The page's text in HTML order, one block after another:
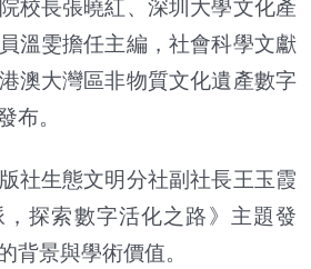
校長張曉紅、深圳大學文化產
溫雯擔任主編，社會科學文獻
澳大灣區非物質文化遺產數字
布。
社生態文明分社副社長王玉霞
探索數字活化之路》主題發
背景與學術價值。